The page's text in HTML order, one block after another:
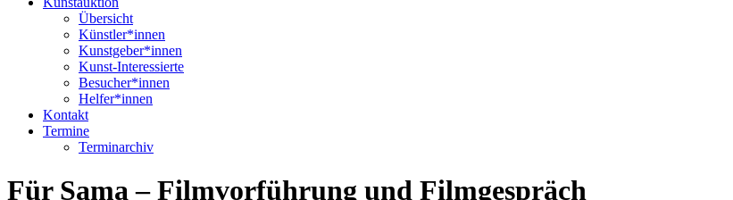
Übersicht
Künstler*innen
Kunstgeber*innen
Kunst-Interessierte
Besucher*innen
Helfer*innen
Kontakt
Termine
Terminarchiv
Für Sama – Filmvorführung und Filmgespräch